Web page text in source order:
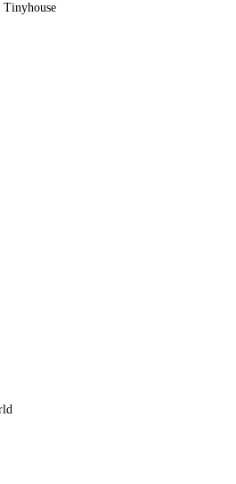
Tinyhouse